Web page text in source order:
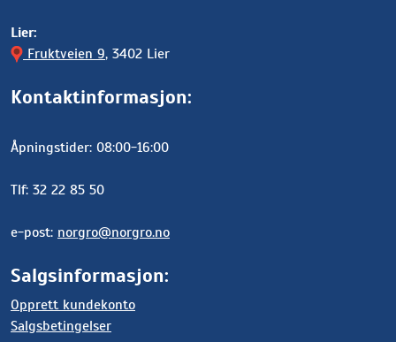
Lier:
Fruktveien 9, 3402 Lier
Kontaktinformasjon:
Åpningstider: 08:00-16:00
Tlf: 32 22 85 50
e-post: norgro@norgro.no
Salgsinformasjon:
Opprett kundekonto
Salgsbetingelser